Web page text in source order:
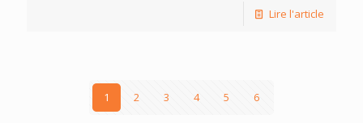
Lire l'article
1 2 3 4 5 6